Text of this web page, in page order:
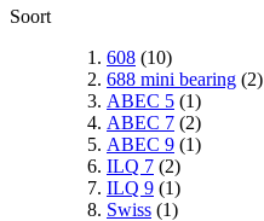
Soort
608 (10)
688 mini bearing (2)
ABEC 5 (1)
ABEC 7 (2)
ABEC 9 (1)
ILQ 7 (2)
ILQ 9 (1)
Swiss (1)